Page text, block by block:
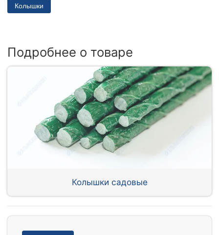
Колышки
Подробнее о товаре
Колышки садовые